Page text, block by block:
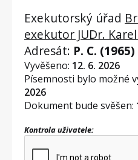
Exekutorský úřad
exekutor JUDr.
Adresát: P. C. (1965)
Vyvěšeno: 12. 6. 2026
Písemnosti bylo možné
2026
Dokument bude svěšen:
Kontrola uživatele: